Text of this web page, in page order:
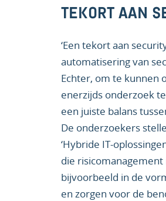
TEKORT AAN
‘Een tekort aan
automatisering van
Echter, om te kunnen
enerzijds onderzoek
een juiste balans
De onderzoekers
‘Hybride IT-
die
bijvoorbeeld in de
en zorgen voor de